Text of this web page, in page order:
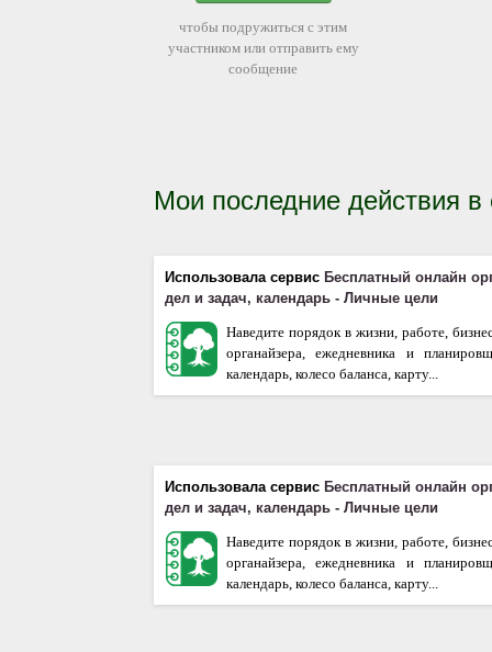
чтобы подружиться с этим
участником или отправить ему
сообщение
Мои последние действия
Использовала сервис Бесплатный онлайн
дел и задач, календарь - Личные цели
Наведите порядок в жизни, работе,
органайзера, ежедневника и
календарь, колесо баланса, карту...
Использовала сервис Бесплатный онлайн
дел и задач, календарь - Личные цели
Наведите порядок в жизни, работе,
органайзера, ежедневника и
календарь, колесо баланса, карту...